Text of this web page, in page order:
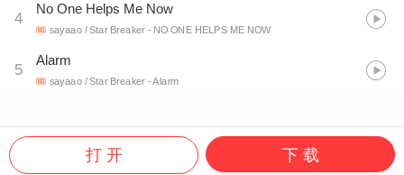
4
No One Helps Me Now
sayaao / Star Breaker - NO ONE HELPS ME NOW
5
Alarm
sayaao / Star Breaker - Alarm
打 开 下 载